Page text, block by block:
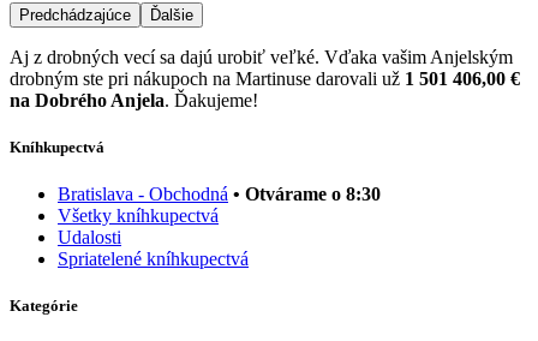
Predchádzajúce Ďalšie
Aj z drobných vecí sa dajú urobiť veľké. Vďaka vašim Anjelským
drobným ste pri nákupoch na Martinuse darovali už 1 501 406,00 €
na Dobrého Anjela. Ďakujeme!
Kníhkupectvá
Bratislava - Obchodná • Otvárame o 8:30
Všetky kníhkupectvá
Udalosti
Spriatelené kníhkupectvá
Kategórie